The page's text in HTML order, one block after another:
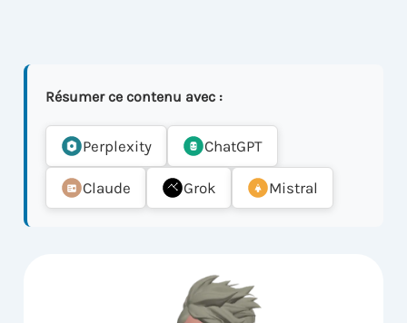
Résumer ce contenu avec :
Perplexity ChatGPT
Claude Grok Mistral